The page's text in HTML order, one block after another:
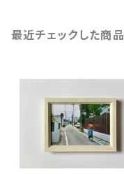
最近チェックした商品